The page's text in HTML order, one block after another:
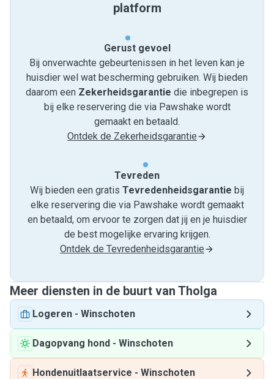
platform
Gerust gevoel
Bij onverwachte gebeurtenissen in het leven kan je
huisdier wel wat bescherming gebruiken. Wij bieden
daarom een Zekerheidsgarantie die inbegrepen is
bij elke reservering die via Pawshake wordt
gemaakt en betaald.
Ontdek de Zekerheidsgarantie
Tevreden
Wij bieden een gratis Tevredenheids­garantie bij
elke reservering die via Pawshake wordt gemaakt
en betaald, om ervoor te zorgen dat jij en je huisdier
de best mogelijke ervaring krijgen.
Ontdek de Tevredenheidsgarantie
Meer diensten in de buurt van Tholga
Logeren - Winschoten
Dagopvang hond - Winschoten
Hondenuitlaatservice - Winschoten